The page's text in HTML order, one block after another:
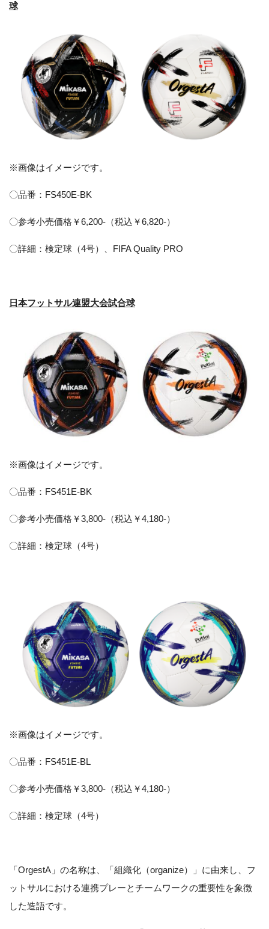
球
※画像はイメージです。
〇品番：FS450E-BK
〇参考小売価格￥6,200-（税込￥6,820-）
〇詳細：検定球（4号）、FIFA Quality PRO
日本フットサル連盟大会試合球
※画像はイメージです。
〇品番：FS451E-BK
〇参考小売価格￥3,800-（税込￥4,180-）
〇詳細：検定球（4号）
※画像はイメージです。
〇品番：FS451E-BL
〇参考小売価格￥3,800-（税込￥4,180-）
〇詳細：検定球（4号）
「OrgestA」の名称は、「組織化（organize）」に由来し、フ
ットサルにおける連携プレーとチームワークの重要性を象徴
した造語です。